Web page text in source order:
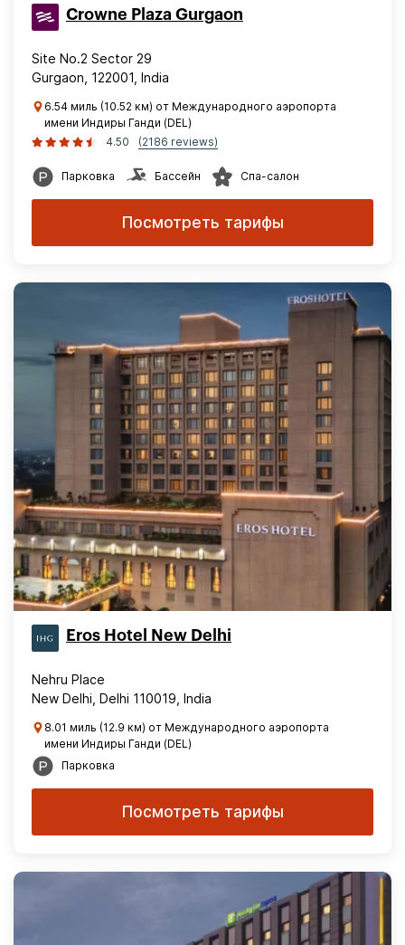
Crowne Plaza Gurgaon
Site No.2 Sector 29
Gurgaon, 122001, India
6.54 миль (10.52 км) от Международного аэропорта
имени Индиры Ганди (DEL)
4.50
(2186 reviews)
Парковка Бассейн Спа-салон
Посмотреть тарифы
Eros Hotel New Delhi
Nehru Place
New Delhi, Delhi 110019, India
8.01 миль (12.9 км) от Международного аэропорта
имени Индиры Ганди (DEL)
Парковка
Посмотреть тарифы